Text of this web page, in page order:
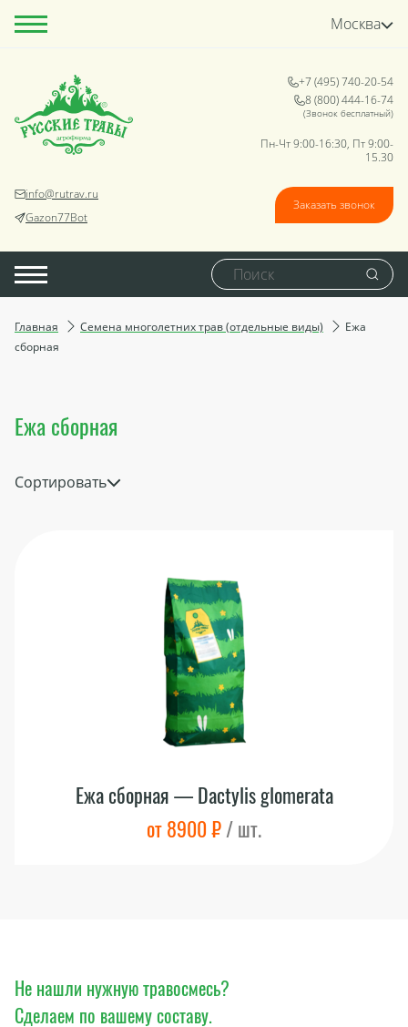
Москва
info@rutrav.ru
Gazon77Bot
+7 (495) 740-20-54
8 (800) 444-16-74
(Звонок бесплатный)
Пн-Чт 9:00-16:30, Пт 9:00-
15.30
Заказать звонок
Главная Семена многолетних трав (отдельные виды)
Ежа
сборная
Ежа сборная
Сортировать
Ежа сборная — Dactylis glomerata
от 8900 ₽/ шт.
Не нашли нужную травосмесь?
Сделаем по вашему составу.